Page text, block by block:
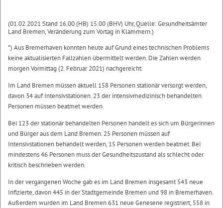
(01.02.2021 Stand 16.00 (HB) 15.00 (BHV) Uhr, Quelle: Gesundheitsämter
Land Bremen, Veränderung zum Vortag in Klammern.)
*) Aus Bremerhaven konnten heute auf Grund eines technischen Problems
keine aktualisierten Fallzahlen übermittelt werden. Die Zahlen werden
morgen Vormittag (2. Februar 2021) nachgereicht.
Im Land Bremen müssen aktuell 158 Personen stationär versorgt werden,
davon 34 auf Intensivstationen. 23 der intensivmedizinisch behandelten
Personen müssen beatmet werden.
Bei 123 der stationär behandelten Personen handelt es sich um Bürgerinnen
und Bürger aus dem Land Bremen. 25 Personen müssen auf
Intensivstationen behandelt werden, 15 Personen werden beatmet. Bei
mindestens 46 Personen muss der Gesundheitszustand als schlecht oder
kritisch beschrieben werden.
In der vergangenen Woche gab es im Land Bremen insgesamt 543 neue
Infizierte, davon 445 in der Stadtgemeinde Bremen und 98 in Bremerhaven.
Außerdem wurden im Land Bremen 631 neue Genesene registriert, 558 in